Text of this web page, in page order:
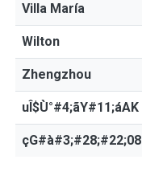
Villa María
Wilton
Zhengzhou
uÎ$Ù°#4;ãY#11;áAK
çG#à#3;#28;#22;08